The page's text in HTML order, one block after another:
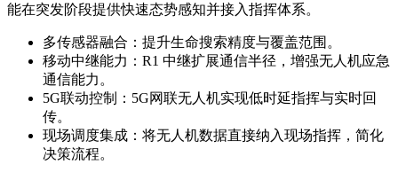
能在突发阶段提供快速态势感知并接入指挥体系。
多传感器融合：提升生命搜索精度与覆盖范围。
移动中继能力：R1 中继扩展通信半径，增强无人机应急
通信能力。
5G联动控制：5G网联无人机实现低时延指挥与实时回
传。
现场调度集成：将无人机数据直接纳入现场指挥，简化
决策流程。